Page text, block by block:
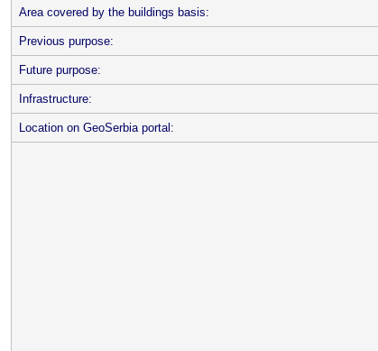
Area covered by the buildings basis:
Previous purpose:
Future purpose:
Infrastructure:
Location on GeoSerbia portal: